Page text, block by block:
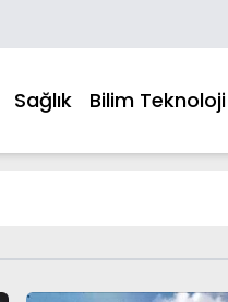
Sağlık Bilim Teknoloji